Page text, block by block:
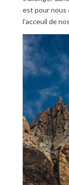
est pour nous
l’acceuil de